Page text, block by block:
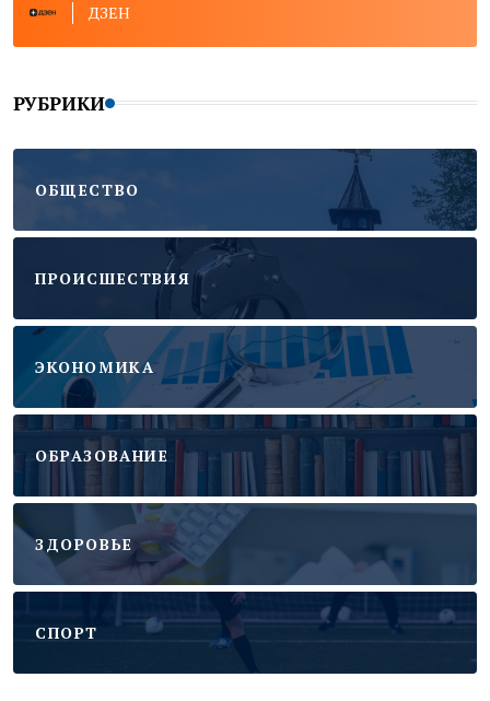
ДЗЕН
РУБРИКИ
ОБЩЕСТВО
ПРОИСШЕСТВИЯ
ЭКОНОМИКА
ОБРАЗОВАНИЕ
ЗДОРОВЬЕ
CПОРТ